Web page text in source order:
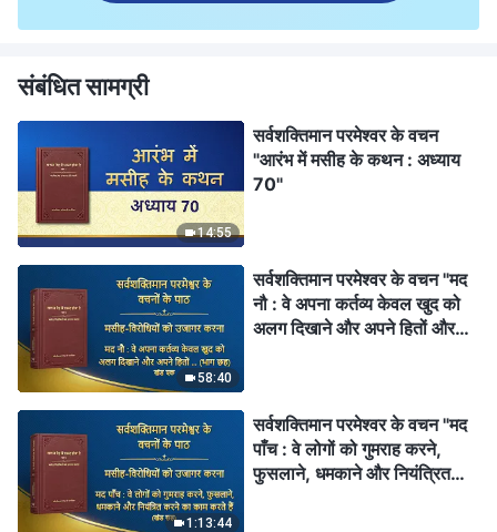
संबंधित सामग्री
14:55
सर्वशक्तिमान परमेश्वर के वचन
"आरंभ में मसीह के कथन : अध्याय
70"
58:40
सर्वशक्तिमान परमेश्वर के वचन "मद
नौ : वे अपना कर्तव्य केवल खुद को
अलग दिखाने और अपने हितों और
यश के बदले उन हितों के साथ
विश्वासघात तक कर देते हैं (भाग
छह)" (खंड एक)
1:13:44
सर्वशक्तिमान परमेश्वर के वचन "मद
पाँच : वे लोगों को गुमराह करने,
फुसलाने, धमकाने और नियंत्रित